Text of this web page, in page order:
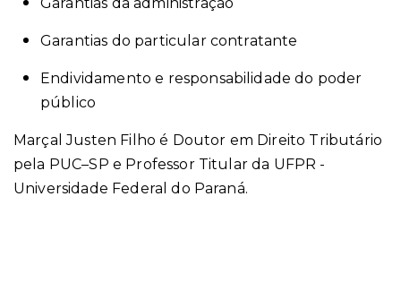
Garantias do particular contratante
Endividamento e responsabilidade do poder
público
Marçal Justen Filho é Doutor em Direito Tributário
pela PUC–SP e Professor Titular da UFPR -
Universidade Federal do Paraná.